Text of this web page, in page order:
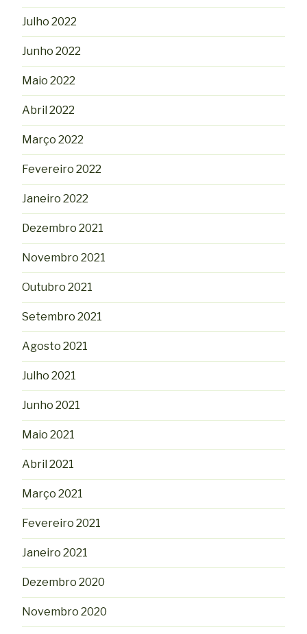
Julho 2022
Junho 2022
Maio 2022
Abril 2022
Março 2022
Fevereiro 2022
Janeiro 2022
Dezembro 2021
Novembro 2021
Outubro 2021
Setembro 2021
Agosto 2021
Julho 2021
Junho 2021
Maio 2021
Abril 2021
Março 2021
Fevereiro 2021
Janeiro 2021
Dezembro 2020
Novembro 2020